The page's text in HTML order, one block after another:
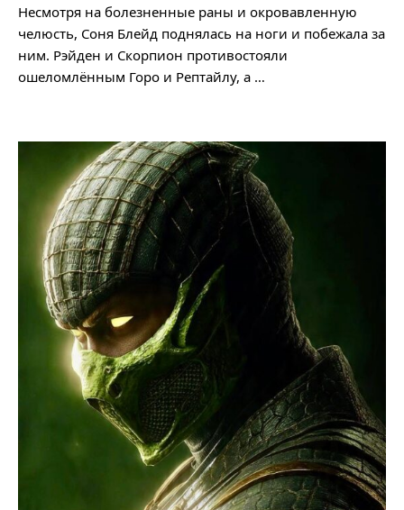
Несмотря на болезненные раны и окровавленную
челюсть, Соня Блейд поднялась на ноги и побежала за
ним. Рэйден и Скорпион противостояли
ошеломлённым Горо и Рептайлу, а …